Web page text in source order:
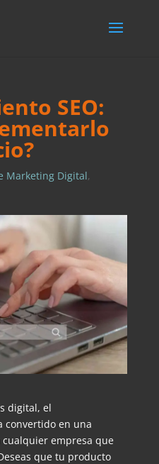
SEO:
Marketing Digital,
digital, el
convertido en una
empresa que
que tu producto